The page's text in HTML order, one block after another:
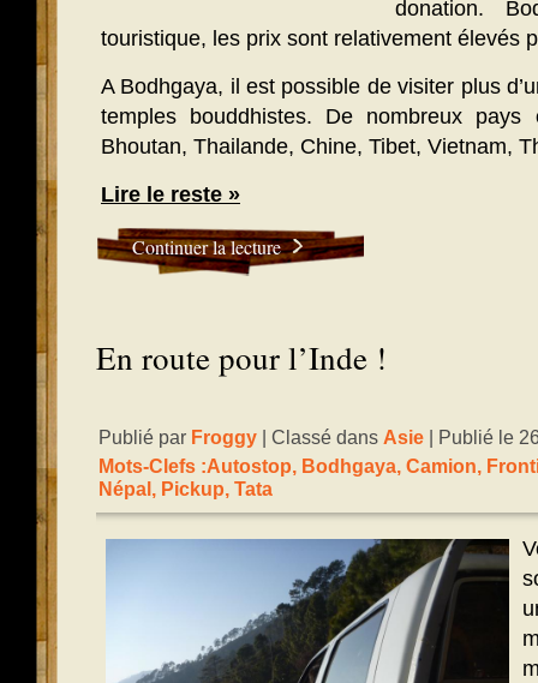
donation.
touristique, les prix sont relativement élevés
A Bodhgaya, il est possible de visiter plus
temples bouddhistes. De nombreux
Bhoutan, Thailande, Chine, Tibet, Vietnam,
Lire le reste »
Continuer la lecture
En route pour l’Inde !
Publié par Froggy | Classé dans Asie | Publié le
Mots-Clefs :Autostop, Bodhgaya, Camion,
Népal, Pickup, Tata